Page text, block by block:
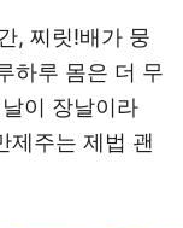
, 찌릿!배가 뭉
하루 몸은 더 무
이 장날이라
제주는 제법 괜